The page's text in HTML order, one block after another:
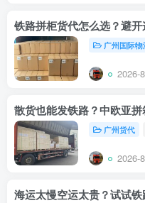
铁路拼柜货代怎么选？避开
广州国际物
2026-
散货也能发铁路？中欧亚
广州货代
2026-